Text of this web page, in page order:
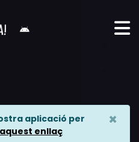
aplicació per
aquest enllaç
×